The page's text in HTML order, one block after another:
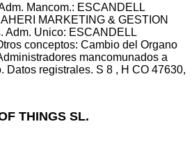
Mancom.: ESCANDELL
MARKETING & GESTION
Adm. Unico: ESCANDELL
conceptos: Cambio del Organo
mancomunados a
Datos registrales. S 8 , H CO 47630,
THINGS SL.